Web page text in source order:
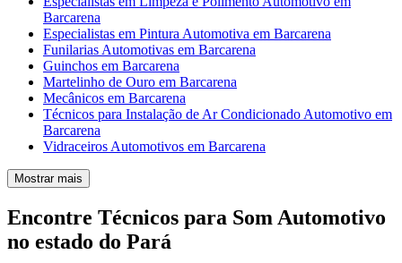
Barcarena
Especialistas em Pintura Automotiva em Barcarena
Funilarias Automotivas em Barcarena
Guinchos em Barcarena
Martelinho de Ouro em Barcarena
Mecânicos em Barcarena
Técnicos para Instalação de Ar Condicionado Automotivo em
Barcarena
Vidraceiros Automotivos em Barcarena
Mostrar mais
Encontre Técnicos para Som Automotivo
no estado do Pará